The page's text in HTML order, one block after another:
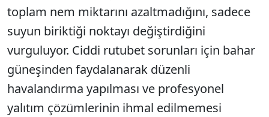
toplam nem miktarını azaltmadığını, sadece
suyun biriktiği noktayı değiştirdiğini
vurguluyor. Ciddi rutubet sorunları için bahar
güneşinden faydalanarak düzenli
havalandırma yapılması ve profesyonel
yalıtım çözümlerinin ihmal edilmemesi